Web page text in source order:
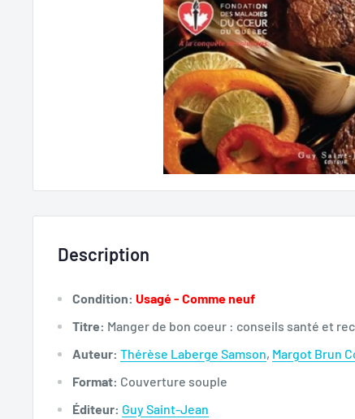
Description
Condition: Usagé - Comme neuf
Titre: Manger de bon coeur : conseils santé et
Auteur: Thérèse Laberge Samson, Margot Brun
Format: Couverture souple
Éditeur: Guy Saint-Jean